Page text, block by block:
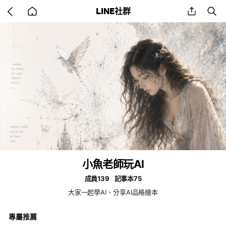
back LINE社群 share
小魚老師玩AI
成員139
記事本75
大家一起學AI、分享AI品格繪本
專屬推薦